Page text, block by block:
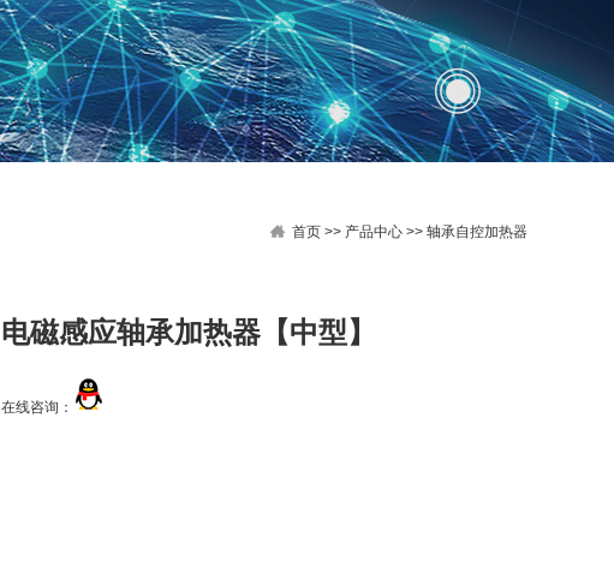
首页 >> 产品中心 >> 轴承自控加热器
电磁感应轴承加热器【中型】
在线咨询：